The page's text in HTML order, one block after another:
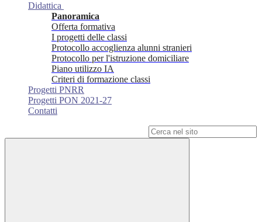
Didattica
Panoramica
Offerta formativa
I progetti delle classi
Protocollo accoglienza alunni stranieri
Protocollo per l'istruzione domiciliare
Piano utilizzo IA
Criteri di formazione classi
Progetti PNRR
Progetti PON 2021-27
Contatti